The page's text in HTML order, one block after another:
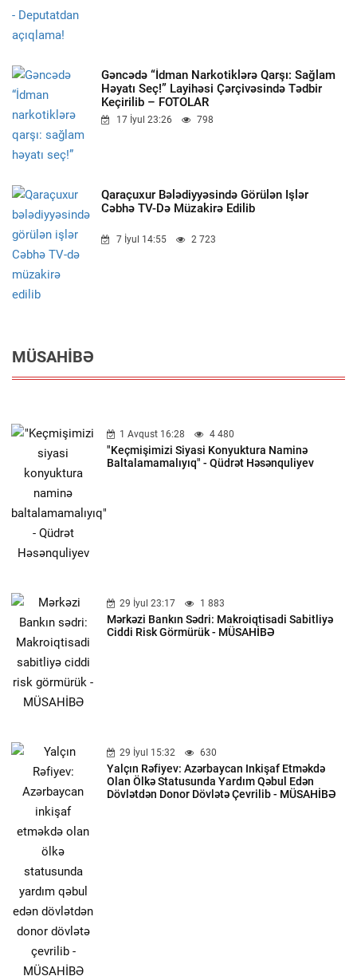
Gəncədə “İdman Narkotiklərə Qarşı: Sağlam
Həyatı Seç!” Layihəsi Çərçivəsində Tədbir
Keçirilib – FOTOLAR
17 İyul 23:26 798
Qaraçuxur Bələdiyyəsində Görülən Işlər
Cəbhə TV-Də Müzakirə Edilib
7 İyul 14:55 2 723
MÜSAHIBƏ
1 Avqust 16:28 4 480
"Keçmişimizi Siyasi Konyuktura Naminə
Baltalamamalıyıq" - Qüdrət Həsənquliyev
29 İyul 23:17 1 883
Mərkəzi Bankın Sədri: Makroiqtisadi Sabitliyə
Ciddi Risk Görmürük - MÜSAHİBƏ
29 İyul 15:32 630
Yalçın Rəfiyev: Azərbaycan Inkişaf Etməkdə
Olan Ölkə Statusunda Yardım Qəbul Edən
Dövlətdən Donor Dövlətə Çevrilib - MÜSAHİBƏ